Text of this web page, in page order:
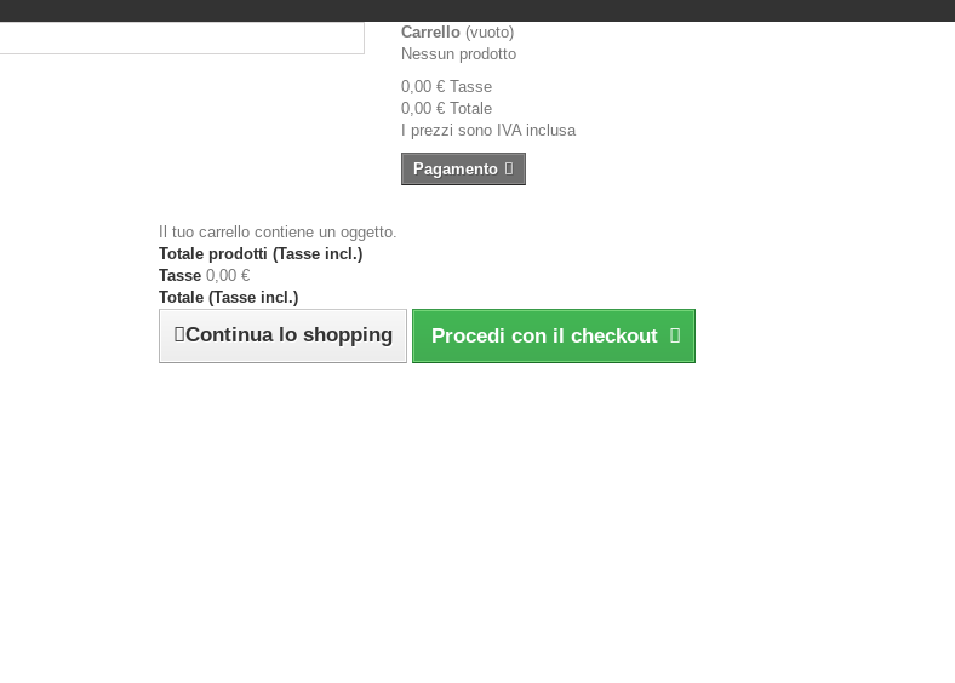
Carrello (vuoto)
Nessun prodotto
0,00 € Tasse
0,00 € Totale
I prezzi sono IVA inclusa
Pagamento
Il tuo carrello contiene un oggetto.
Totale prodotti (Tasse incl.)
Tasse 0,00 €
Totale (Tasse incl.)
Continua lo shopping Procedi con il checkout